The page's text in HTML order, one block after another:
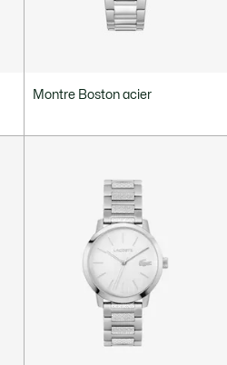
Montre Boston acier